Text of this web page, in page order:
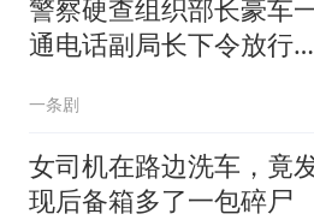
警察硬查组织部长豪车
通电话副局长下令放行，
一条剧
女司机在路边洗车，竟
现后备箱多了一包碎尸